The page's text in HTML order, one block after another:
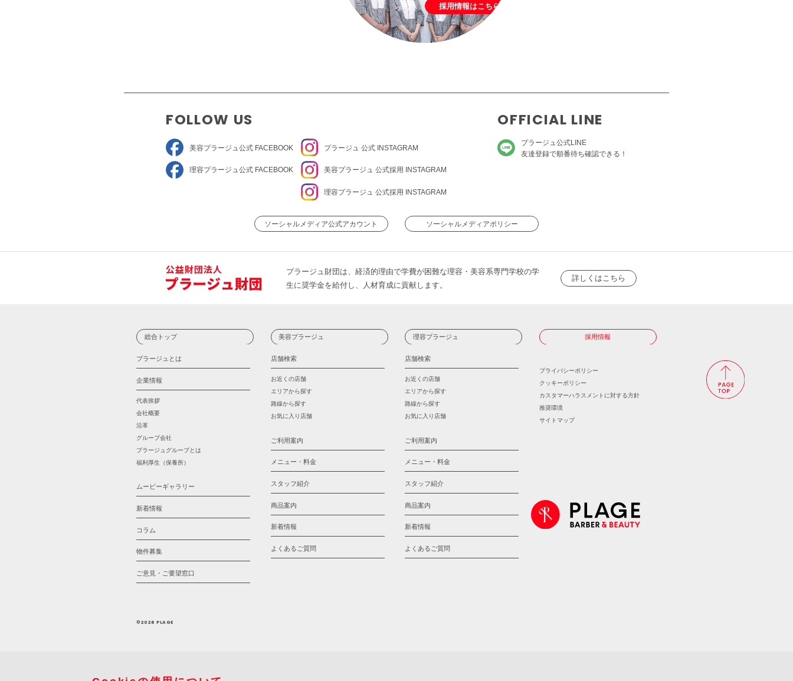
採用情報はこちら
FOLLOW US
美容プラージュ 公式 FACEBOOK
理容プラージュ 公式 FACEBOOK
プラージュ公式 INSTAGRAM
美容プラージュ 公式採用 INSTAGRAM
理容プラージュ 公式採用 INSTAGRAM
OFFICIAL LINE
プラージュ公式LINE
友達登録で順番待ち確認できる！
ソーシャルメディア公式アカウント ソーシャルメディアポリシー
プラージュ財団は、経済的理由で学費が困難な理容・美容系専門学校の学
生に奨学金を給付し、人材育成に貢献します。
詳しくはこちら
総合トップ
プラージュとは
企業情報
代表挨拶
会社概要
沿革
グループ会社
プラージュグループとは
福利厚生（保養所）
ムービーギャラリー
新着情報
コラム
物件募集
ご意見・ご要望窓口
美容プラージュ
店舗検索
お近くの店舗
エリアから探す
路線から探す
お気に入り店舗
ご利用案内
メニュー・料金
スタッフ紹介
商品案内
新着情報
よくあるご質問
理容プラージュ
店舗検索
お近くの店舗
エリアから探す
路線から探す
お気に入り店舗
ご利用案内
メニュー・料金
スタッフ紹介
商品案内
新着情報
よくあるご質問
採用情報
プライバシーポリシー
クッキーポリシー
カスタマーハラスメントに対する方針
推奨環境
サイトマップ
©2026 PLAGE